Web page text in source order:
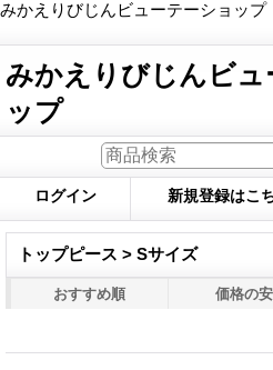
みかえりびじんビューテーショップ
みかえりびじんビュ
ップ
ログイン 新規登録はこ
トップピース > Sサイズ
おすすめ順 価格の